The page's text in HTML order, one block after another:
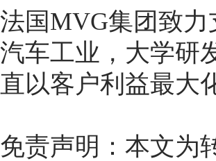
法国MVG集团致
汽车工业，大学研
直以客户利益最大
免责声明：本文为